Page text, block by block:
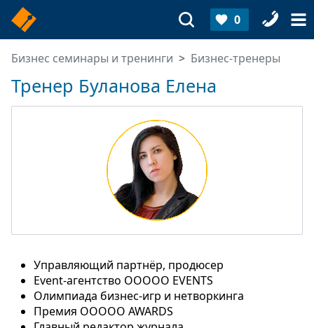
0
Бизнес семинары и тренинги Бизнес-тренеры
Тренер Буланова Елена
Управляющий партнёр, продюсер
Event-агентство OOOOO EVENTS
Олимпиада бизнес-игр и нетворкинга
Премия OOOOO AWARDS